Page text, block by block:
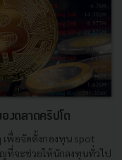
ตลาดคริปโต
เพื่อจัดตั้งกองทุน spot
ญที่จะช่วยให้นักลงทุนทั่วไป